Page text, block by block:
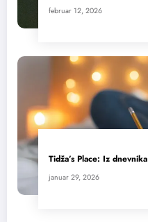
februar 12, 2026
Tidža’s Place: Iz dnevnika
januar 29, 2026